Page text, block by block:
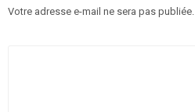
Votre adresse e-mail ne sera pas publiée.